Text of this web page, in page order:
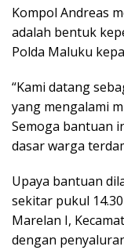
Kompol Andreas
adalah bentuk
Polda Maluku
“Kami datang
yang mengalami
Semoga bantuan
dasar warga
Upaya bantuan
sekitar pukul
Marelan I,
dengan